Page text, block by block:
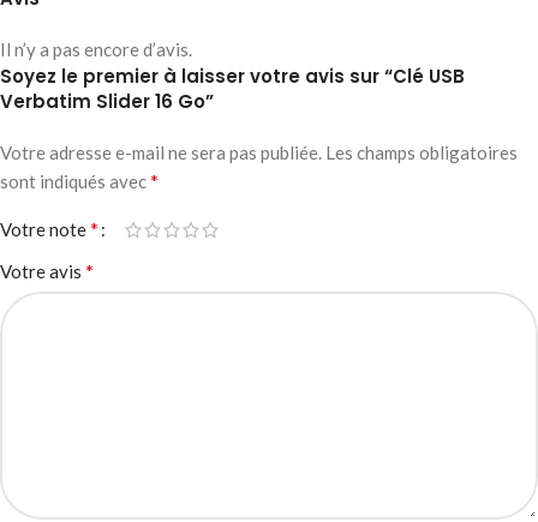
Il n’y a pas encore d’avis.
Soyez le premier à laisser votre avis sur “Clé USB
Verbatim Slider 16 Go”
Votre adresse e-mail ne sera pas publiée. Les champs obligatoires
sont indiqués avec*
Votre note*
Votre avis *